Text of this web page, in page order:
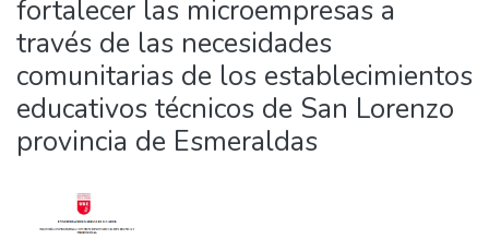
Statistics
fortalecer las microempresas a
través de las necesidades
comunitarias de los establecimientos
educativos técnicos de San Lorenzo
provincia de Esmeraldas